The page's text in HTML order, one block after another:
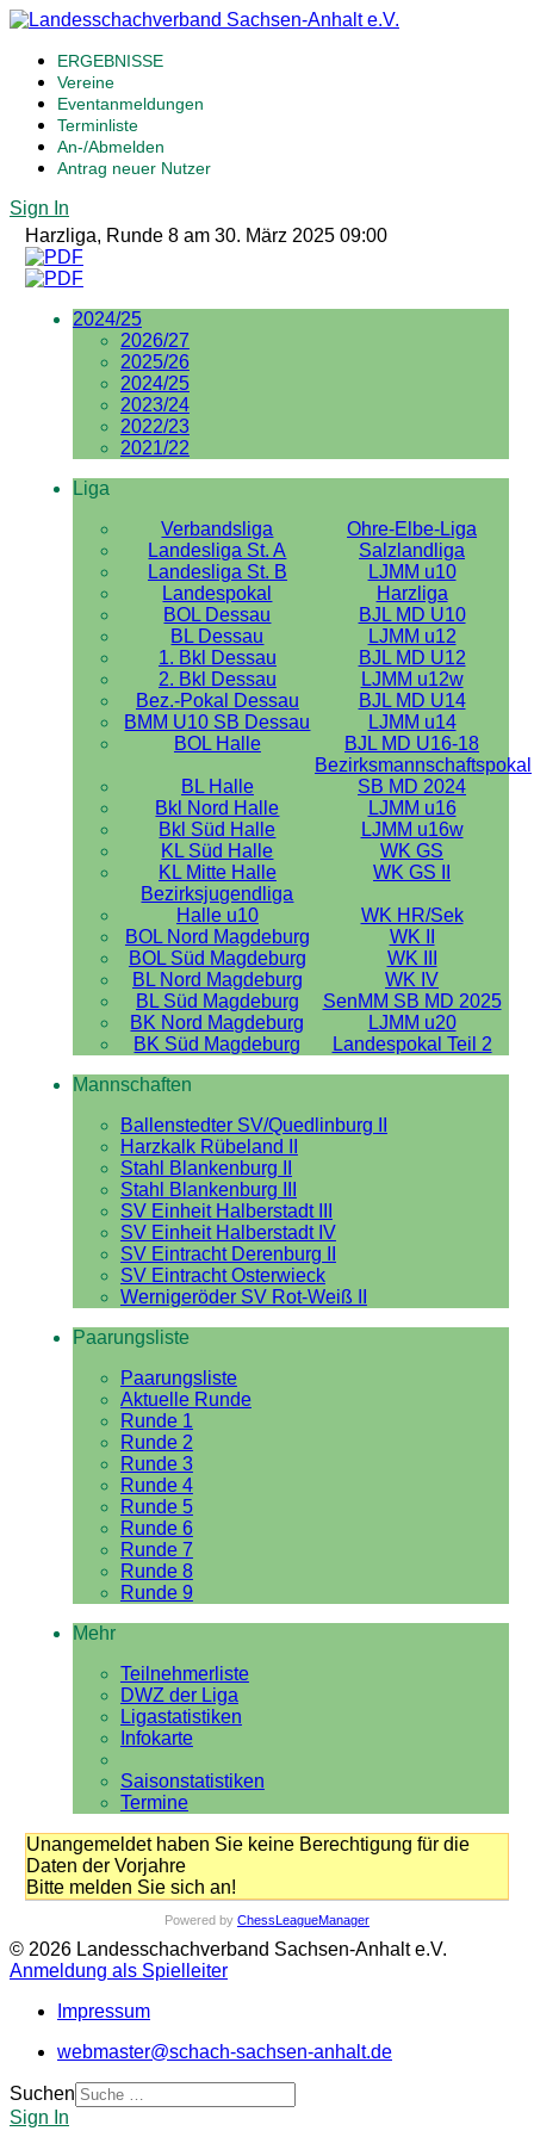
ERGEBNISSE
Vereine
Eventanmeldungen
Terminliste
An-/Abmelden
Antrag neuer Nutzer
Sign In
Harzliga, Runde 8 am 30. März 2025 09:00
2024/25
2026/27
2025/26
2024/25
2023/24
2022/23
2021/22
Liga
Verbandsliga
Ohre-Elbe-Liga
Landesliga St. A
Salzlandliga
Landesliga St. B
LJMM u10
Landespokal
Harzliga
BOL Dessau
BJL MD U10
BL Dessau
LJMM u12
1. Bkl Dessau
BJL MD U12
2. Bkl Dessau
LJMM u12w
Bez.-Pokal Dessau
BJL MD U14
BMM U10 SB Dessau
LJMM u14
BOL Halle
BJL MD U16-18
BL Halle
Bezirksmannschaftspokal
SB MD 2024
Bkl Nord Halle
LJMM u16
Bkl Süd Halle
LJMM u16w
KL Süd Halle
WK GS
KL Mitte Halle
WK GS II
Bezirksjugendliga
Halle u10
WK HR/Sek
BOL Nord Magdeburg
WK II
BOL Süd Magdeburg
WK III
BL Nord Magdeburg
WK IV
BL Süd Magdeburg
SenMM SB MD 2025
BK Nord Magdeburg
LJMM u20
BK Süd Magdeburg
Landespokal Teil 2
Mannschaften
Ballenstedter SV/Quedlinburg II
Harzkalk Rübeland II
Stahl Blankenburg II
Stahl Blankenburg III
SV Einheit Halberstadt III
SV Einheit Halberstadt IV
SV Eintracht Derenburg II
SV Eintracht Osterwieck
Wernigeröder SV Rot-Weiß II
Paarungsliste
Paarungsliste
Aktuelle Runde
Runde 1
Runde 2
Runde 3
Runde 4
Runde 5
Runde 6
Runde 7
Runde 8
Runde 9
Mehr
Teilnehmerliste
DWZ der Liga
Ligastatistiken
Infokarte
Saisonstatistiken
Termine
Unangemeldet haben Sie keine Berechtigung für die
Daten der Vorjahre
Bitte melden Sie sich an!
Powered by ChessLeagueManager
© 2026 Landesschachverband Sachsen-Anhalt e.V.
Anmeldung als Spielleiter
Impressum
webmaster@schach-sachsen-anhalt.de
Suchen
Sign In